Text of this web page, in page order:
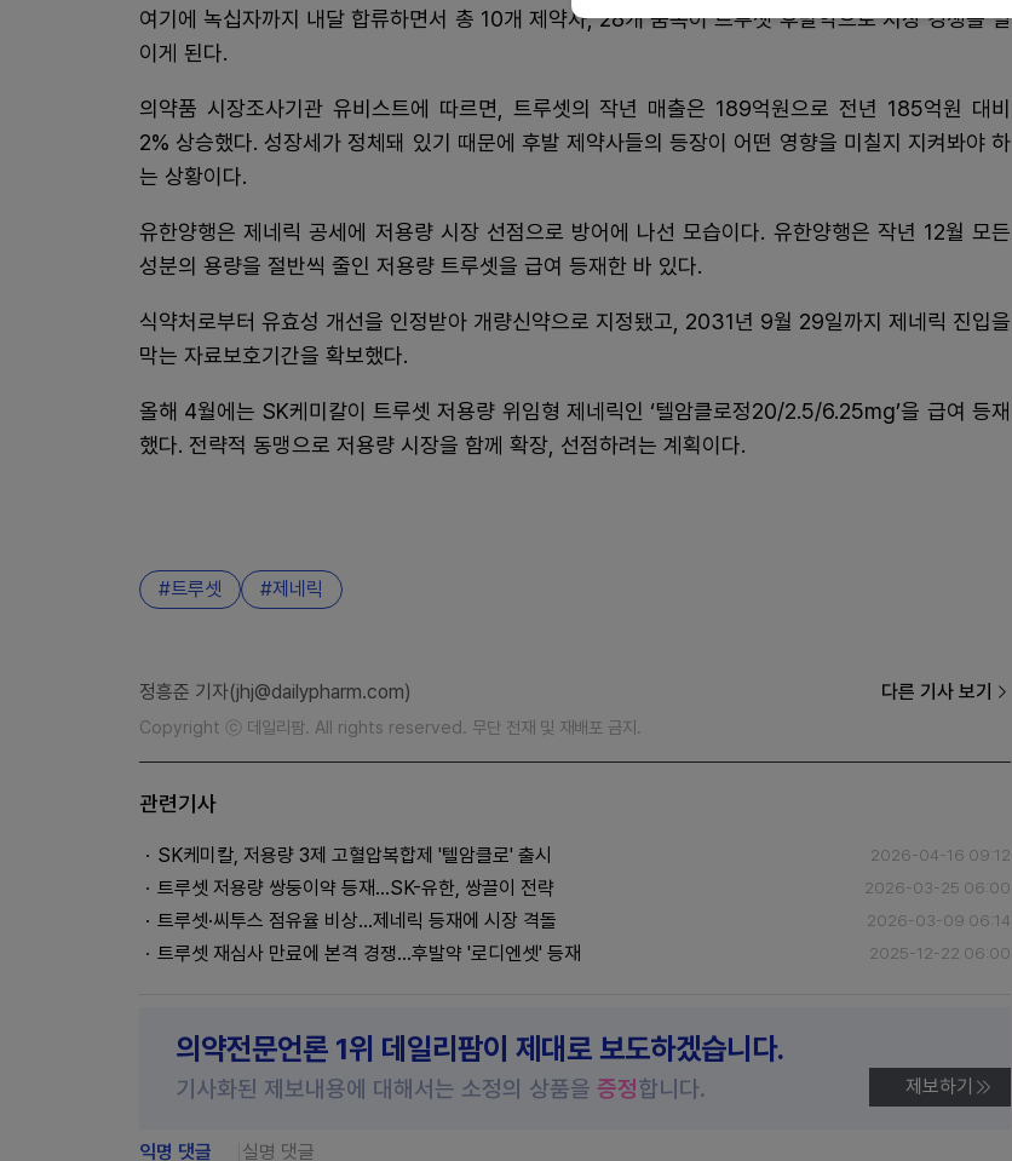
여기에 녹십자까지 내달 합류하면서 총 10개 제약사, 28개 품목이 트루셋 후발약으로 시장 경쟁을 벌
이게 된다.
의약품 시장조사기관 유비스트에 따르면, 트루셋의 작년 매출은 189억원으로 전년 185억원 대비
2% 상승했다. 성장세가 정체돼 있기 때문에 후발 제약사들의 등장이 어떤 영향을 미칠지 지켜봐야 하
는 상황이다.
유한양행은 제네릭 공세에 저용량 시장 선점으로 방어에 나선 모습이다. 유한양행은 작년 12월 모든
성분의 용량을 절반씩 줄인 저용량 트루셋을 급여 등재한 바 있다.
식약처로부터 유효성 개선을 인정받아 개량신약으로 지정됐고, 2031년 9월 29일까지 제네릭 진입을
막는 자료보호기간을 확보했다.
올해 4월에는 SK케미칼이 트루셋 저용량 위임형 제네릭인 ‘텔암클로정20/2.5/6.25mg’을 급여 등재
했다. 전략적 동맹으로 저용량 시장을 함께 확장, 선점하려는 계획이다.
트루셋 제네릭
정흥준 기자(jhj@dailypharm.com) 다른 기사 보기
Copyright ⓒ 데일리팜. All rights reserved. 무단 전재 및 재배포 금지.
관련기사
SK케미칼, 저용량 3제 고혈압복합제 '텔암클로' 출시 2026-04-16 09:12
트루셋 저용량 쌍둥이약 등재...SK-유한, 쌍끌이 전략 2026-03-25 06:00
트루셋·씨투스 점유율 비상...제네릭 등재에 시장 격돌 2026-03-09 06:14
트루셋 재심사 만료에 본격 경쟁...후발약 '로디엔셋' 등재 2025-12-22 06:00
의약전문언론 1위 데일리팜이 제대로 보도하겠습니다.
기사화된 제보내용에 대해서는 소정의 상품을 증정합니다. 제보하기
익명 댓글 실명 댓글